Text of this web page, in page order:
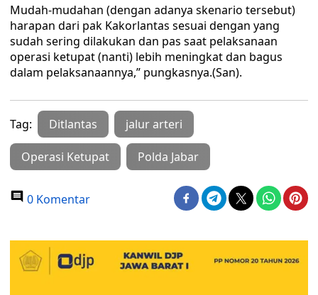
Mudah-mudahan (dengan adanya skenario tersebut)
harapan dari pak Kakorlantas sesuai dengan yang
sudah sering dilakukan dan pas saat pelaksanaan
operasi ketupat (nanti) lebih meningkat dan bagus
dalam pelaksanaannya,” pungkasnya.(San).
Tag: Ditlantas jalur arteri
Operasi Ketupat Polda Jabar
0 Komentar